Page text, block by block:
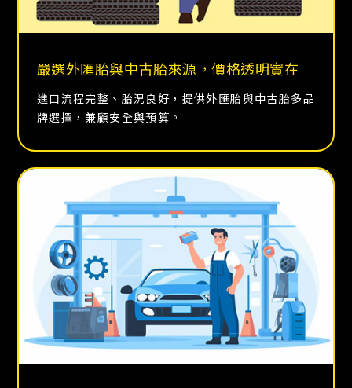
嚴選外匯胎與中古胎來源，價格透明實在
進口流程完整、胎況良好，提供外匯胎與中古胎多品
牌選擇，兼顧安全與預算。